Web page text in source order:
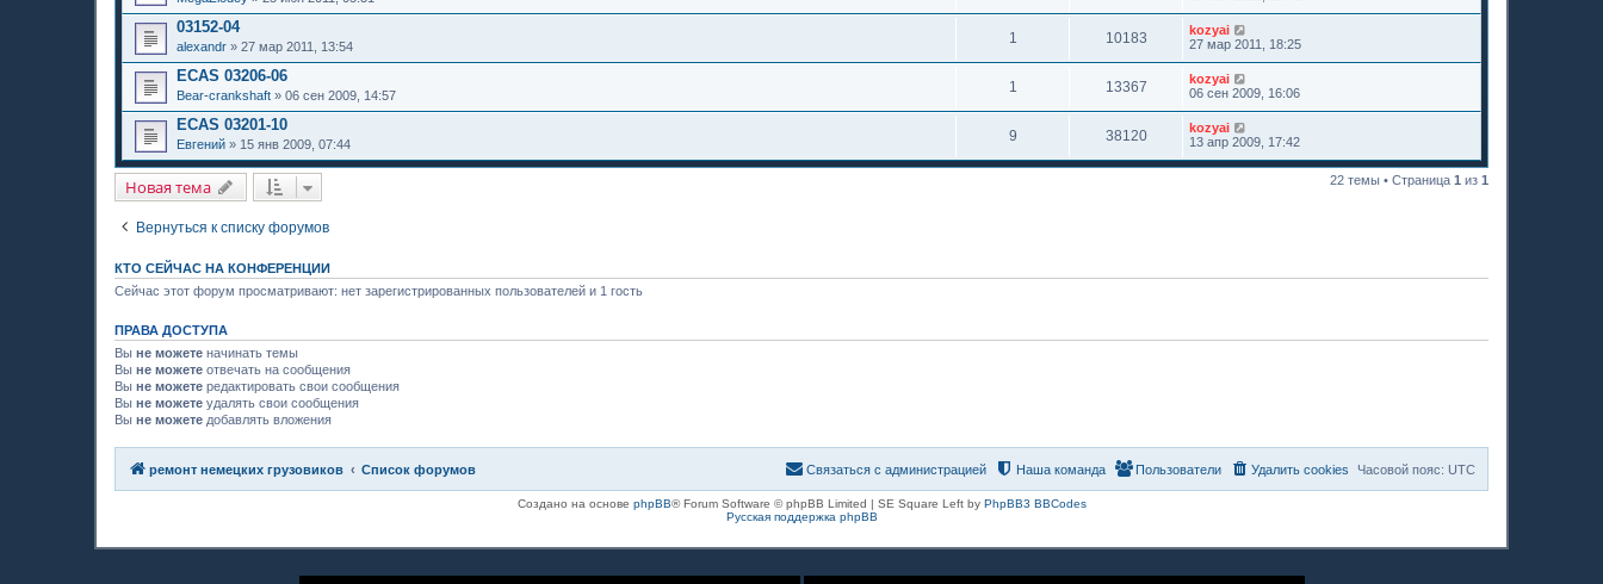
03152-04
alexandr » 27 мар 2011, 13:54
1 10183
kozyai
27 мар 2011, 18:25
ECAS 03206-06
Bear-crankshaft » 06 сен 2009, 14:57
1 13367
kozyai
06 сен 2009, 16:06
ECAS 03201-10
Евгений » 15 янв 2009, 07:44
9 38120
kozyai
13 апр 2009, 17:42
Новая тема 22 темы • Страница 1 из 1
Вернуться к списку форумов
КТО СЕЙЧАС НА КОНФЕРЕНЦИИ
Сейчас этот форум просматривают: нет зарегистрированных пользователей и 1 гость
ПРАВА ДОСТУПА
Вы не можете начинать темы
Вы не можете отвечать на сообщения
Вы не можете редактировать свои сообщения
Вы не можете удалять свои сообщения
Вы не можете добавлять вложения
ремонт немецких грузовиков Список форумов Часовой пояс: UTC
Удалить cookies
Пользователи
Наша команда
Связаться с администрацией
Создано на основе phpBB® Forum Software © phpBB Limited | SE Square Left by PhpBB3 BBCodes
Русская поддержка phpBB